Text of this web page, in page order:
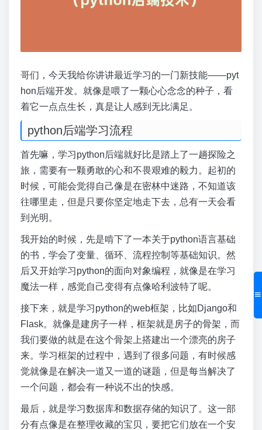
哥们，今天我给你讲讲最近学习的一门新技能——pyt
hon后端开发。就像是喂了一颗心心念念的种子，看
着它一点点生长，真是让人感到无比满足。
python后端学习流程
首先嘛，学习python后端就好比是踏上了一趟探险之
旅，需要有一颗勇敢的心和不畏艰难的毅力。起初的
时候，可能会觉得自己像是在密林中迷路，不知道该
往哪里走，但是只要你坚定地走下去，总有一天会看
到光明。
我开始的时候，先是啃下了一本关于python语言基础
的书，学会了变量、循环、流程控制等基础知识。然
后又开始学习python的面向对象编程，就像是在学习
魔法一样，感觉自己变得有点像哈利波特了呢。
接下来，就是学习python的web框架，比如Django和
Flask。就像是建房子一样，框架就是房子的骨架，而
我们要做的就是在这个骨架上搭建出一个漂亮的房子
来。学习框架的过程中，遇到了很多问题，有时候感
觉就像是在解决一道又一道的谜题，但是每当解决了
一个问题，都会有一种说不出的快感。
最后，就是学习数据库和数据存储的知识了。这一部
分有点像是在整理收藏的宝贝，要把它们放在一个安